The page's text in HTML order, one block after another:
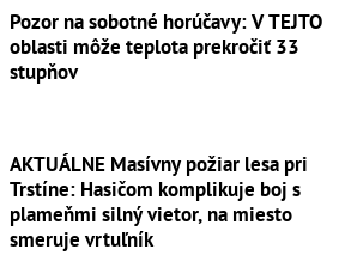
Pozor na sobotné horúčavy: V TEJTO
oblasti môže teplota prekročiť 33
stupňov
AKTUÁLNE Masívny požiar lesa pri
Trstíne: Hasičom komplikuje boj s
plameňmi silný vietor, na miesto
smeruje vrtuľník